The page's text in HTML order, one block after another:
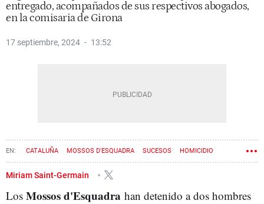
entregado, acompañados de sus respectivos abogados,
en la comisaria de Girona
17 septiembre, 2024 13:52
CATALUÑA MOSSOS D'ESQUADRA SUCESOS HOMICIDIO
GIRONA TIROTEO CRIMEN
Miriam Saint-Germain
Los Mossos d'Esquadra han detenido a dos hombres